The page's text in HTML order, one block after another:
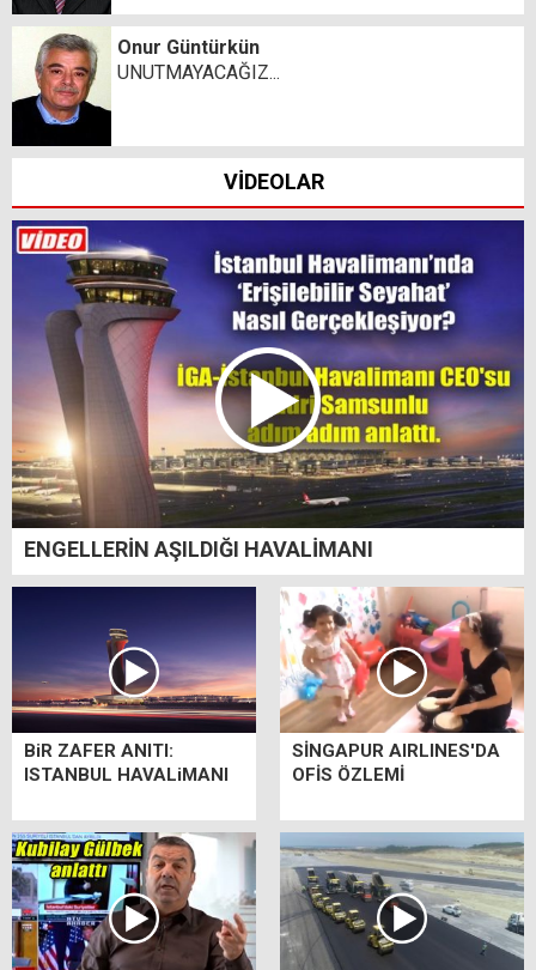
Onur Güntürkün
UNUTMAYACAĞIZ...
VİDEOLAR
ENGELLERİN AŞILDIĞI HAVALİMANI
BiR ZAFER ANITI:
ISTANBUL HAVALiMANI
SİNGAPUR AIRLINES'DA
OFİS ÖZLEMİ